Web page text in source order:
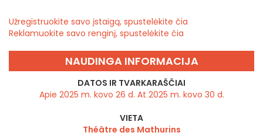
Užregistruokite savo įstaigą, spustelėkite čia
Reklamuokite savo renginį, spustelėkite čia
NAUDINGA INFORMACIJA
DATOS IR TVARKARAŠČIAI
Apie 2025 m. kovo 26 d. At 2025 m. kovo 30 d.
VIETA
Théâtre des Mathurins